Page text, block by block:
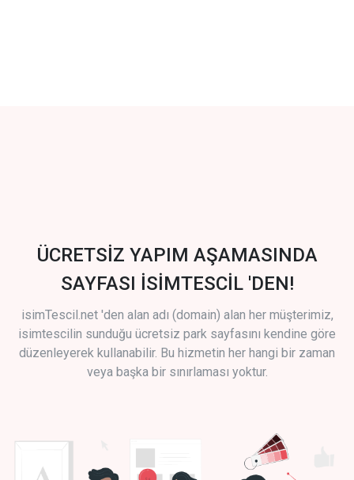
ÜCRETSİZ YAPIM AŞAMASINDA
SAYFASI İSİMTESCİL 'DEN!
isimTescil.net 'den alan adı (domain) alan her müşterimiz,
isimtescilin sunduğu ücretsiz park sayfasını kendine göre
düzenleyerek kullanabilir. Bu hizmetin her hangi bir zaman
veya başka bir sınırlaması yoktur.